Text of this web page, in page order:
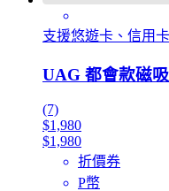
支援悠遊卡、信用
UAG 都會款磁
(7)
$1,980
$1,980
折價券
P幣